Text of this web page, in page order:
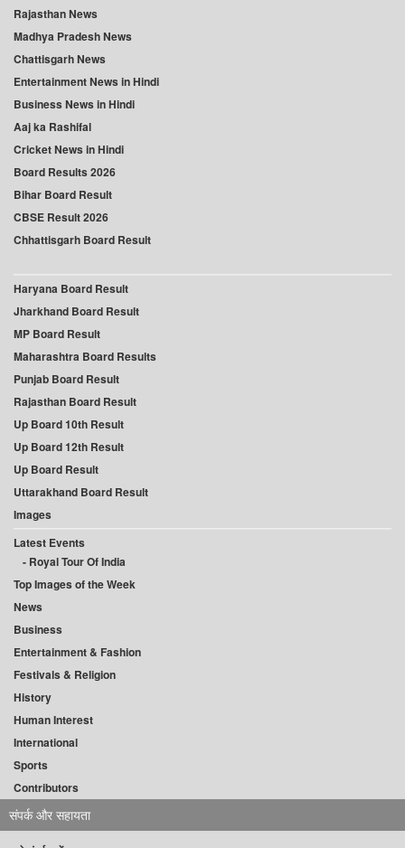
Rajasthan News
Madhya Pradesh News
Chattisgarh News
Entertainment News in Hindi
Business News in Hindi
Aaj ka Rashifal
Cricket News in Hindi
Board Results 2026
Bihar Board Result
CBSE Result 2026
Chhattisgarh Board Result
Haryana Board Result
Jharkhand Board Result
MP Board Result
Maharashtra Board Results
Punjab Board Result
Rajasthan Board Result
Up Board 10th Result
Up Board 12th Result
Up Board Result
Uttarakhand Board Result
Images
Latest Events
Royal Tour Of India
Top Images of the Week
News
Business
Entertainment & Fashion
Festivals & Religion
History
Human Interest
International
Sports
Contributors
संपर्क और सहायता